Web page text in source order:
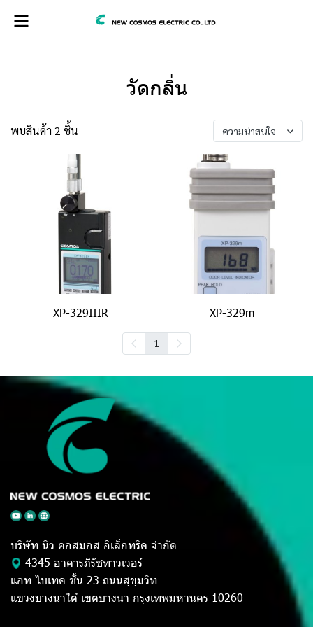
วัดกลิ่น
พบสินค้า 2 ชิ้น ความน่าสนใจ
XP-329IIIR XP-329m
1
บริษัท นิว คอสมอส อิเล็กทริค จำกัด
4345 อาคารภิรัชทาวเวอร์
แอท ไบเทค ชั้น 23 ถนนสุขุมวิท
แขวงบางนาใต้ เขตบางนา กรุงเทพมหานคร 10260